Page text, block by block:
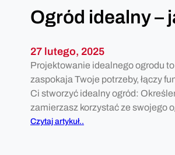
r
o
p
o
c
z
ą
Ogród idealny –
27 lutego, 2025
Projektowanie idealnego ogrodu
zaspokaja Twoje potrzeby, łączy
Ci stworzyć idealny ogród:
zamierzasz korzystać ze swojego
Czytaj artykuł..